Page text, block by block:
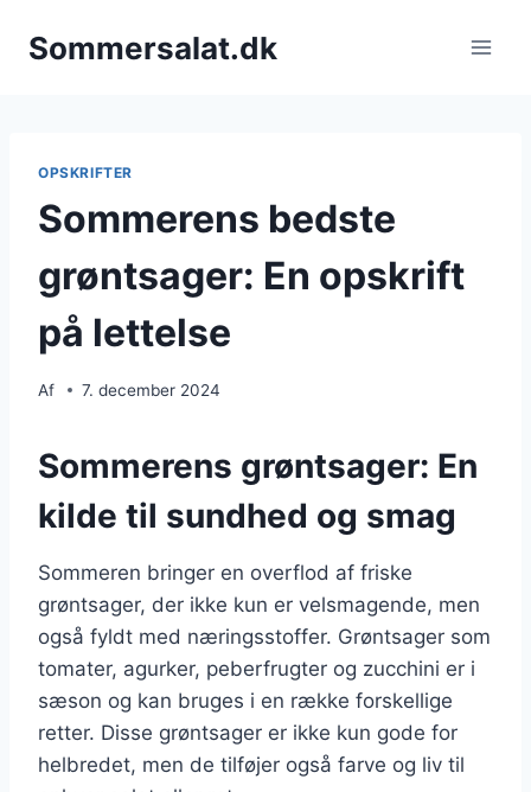
Sommersalat.dk
OPSKRIFTER
Sommerens bedste
grøntsager: En opskrift
på lettelse
Af 7. december 2024
Sommerens grøntsager: En
kilde til sundhed og smag
Sommeren bringer en overflod af friske
grøntsager, der ikke kun er velsmagende, men
også fyldt med næringsstoffer. Grøntsager som
tomater, agurker, peberfrugter og zucchini er i
sæson og kan bruges i en række forskellige
retter. Disse grøntsager er ikke kun gode for
helbredet, men de tilføjer også farve og liv til